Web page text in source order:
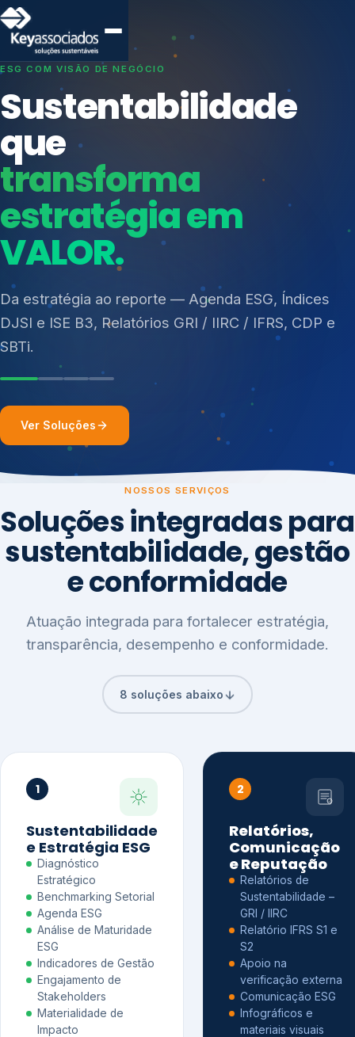
SISTEMAS DE GESTÃO OTIMIZADOS E INTEGRADOS
Conformidade que
protege seu
negócio.
Consultoria, auditoria e treinamentos em ISO 27001,
ISO 27701, ISO 42001, ISO 37001, ISO 9001, ISO
14001, ISO 45001, ONA e PNQ — Gestão de
resíduos sólidos (PGRS/PMGRS).
Índices de Mercado
Mudanças Climáticas
Reputação e Cadeia
Reporte Regulatório
Ver Soluções
NOSSOS SERVIÇOS
Soluções integradas para
sustentabilidade, gestão
e conformidade
Atuação integrada para fortalecer estratégia,
transparência, desempenho e conformidade.
8 soluções abaixo
1
Sustentabilidade
e Estratégia ESG
Diagnóstico
Estratégico
Benchmarking Setorial
Agenda ESG
Análise de Maturidade
ESG
Indicadores de Gestão
Engajamento de
Stakeholders
Materialidade de
Impacto
2
Relatórios,
Comunicação
e Reputação
Relatórios de
Sustentabilidade –
GRI / IIRC
Relatório IFRS S1 e
S2
Apoio na
verificação externa
Comunicação ESG
Infográficos e
materiais visuais